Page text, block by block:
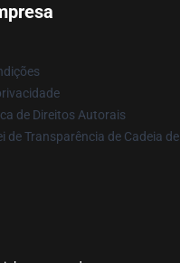
de Direitos Autorais
de Transparência de Cadeia de